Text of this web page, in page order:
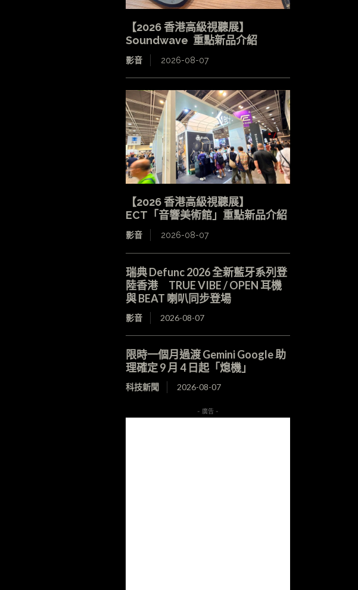
【2026 香港高級視聽展】
Soundwave 重點新品介紹
影音 2026-08-07
【2026 香港高級視聽展】
ECT「音響美術館」重點新品介紹
影音 2026-08-07
瑞典 Defunc 2026 全新藍牙系列登
陸香港 TRUE VIBE / OPEN 耳機
與 BEAT 喇叭同步登場
影音 2026-08-07
限時一個月過渡 Gemini Google 助
理確定 9 月 4 日起「熄機」
科技新聞 2026-08-07
- 廣告 -